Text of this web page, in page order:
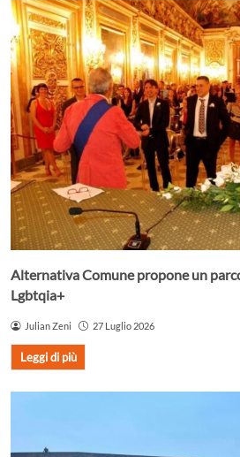
Alternativa Comune propone un
Lgbtqia+
Julian Zeni 27 Luglio 2026
Leggi di più